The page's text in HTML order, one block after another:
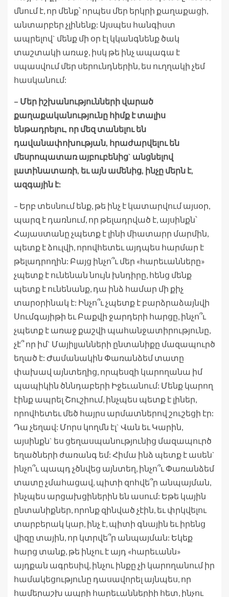
մնում է, որ մենք՝ որպես մեր երկրի քաղաքացի,
անտարբեր չլինենք: Այսպես հանգիստ
ապրելով` մենք մի օր էլ կկանգնենք ծակ
տաշտակի առաջ, իսկ թե ինչ ապագա է
սպասվում մեր սերունդներին, ես ուղղակի չեմ
հասկանում:
– Մեր իշխանությունների վարած
քաղաքականությունը հիմք է տալիս
ենթադրելու, որ մեզ տանելու են
դավանափոխության, հրաժարվելու են
մեսրոպատառ այբուբենից` անցնելով
լատինատառի, եւ այն ամենից, ինչը մերն է,
ազգային է:
– Երբ տեսնում ենք, թե ինչ է կատարվում այսօր,
պարզ է դառնում, որ թելադրված է, այսինքն՝
Հայաստանը չպետք է լինի միատարր մարմին,
պետք է ձուլվի, որովհետեւ այդպես հարմար է
թելադրողին: Բայց ինչո՞ւ մեր «հարեւանները»
չպետք է ունենան նույն խնդիրը, հենց մենք
պետք է ունենանք, դա ինձ համար մի քիչ
տարօրինակ է: Ինչո՞ւ չպետք է բարձրաձայնվի
Սումգայիթի եւ Բաքվի ջարդերի հարցը, ինչո՞ւ
չպետք է առաջ քաշվի պահանջատիրությունը,
չէ՞ որ իմ` Մայիլյանների ընտանիքը մազապուրծ
եղած է: Ժամանակին Փառանձեմ տատը
փախավ այնտեղից, որպեսզի կարողանա իմ
պապիկին ծննդաբերի Իջեւանում: Մենք կարող
էինք ապրել Շուշիում, ինչպես պետք է լիներ,
որովհետեւ մեծ հայրս արմատներով շուշեցի էր:
Դա չեղավ: Մորս կողմն էլ` Վան եւ Կարին,
այսինքն` ես ցեղասպանությունից մազապուրծ
եղածների ժառանգ եմ: Հիմա ինձ պետք է ասեն`
ինչո՞ւ պապդ չծնվեց այնտեղ, ինչո՞ւ Փառանձեմ
տատը չմահացավ, պիտի զոհվե՞ր անպայման,
ինչպես արցախցիներին են ասում: Եթե կային
ընտանիքներ, որոնք զինված չէին, եւ փրկվելու
տարբերակ կար, ինչ է, պիտի գնային եւ իրենց
վիզը տային, որ կտրվե՞ր անպայման: Եկեք
հարց տանք, թե ինչու է այդ «հարեւանն»
այդքան ագրեսիվ, ինչու ինքը չի կարողանում իր
համակեցությունը դասավորել այնպես, որ
համերաշխ ապրի հարեւաններիի հետ, ինչու